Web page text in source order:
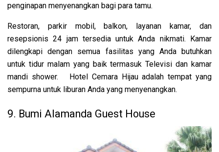
penginapan menyenangkan bagi para tamu.
Restoran, parkir mobil, balkon, layanan kamar, dan
resepsionis 24 jam tersedia untuk Anda nikmati. Kamar
dilengkapi dengan semua fasilitas yang Anda butuhkan
untuk tidur malam yang baik termasuk Televisi dan kamar
mandi shower. Hotel Cemara Hijau adalah tempat yang
sempurna untuk liburan Anda yang menyenangkan.
9. Bumi Alamanda Guest House